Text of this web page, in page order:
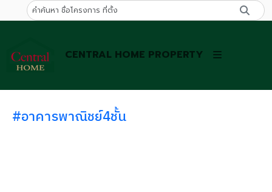
CENTRAL HOME PROPERTY
#อาคารพาณิชย์4ชั้น